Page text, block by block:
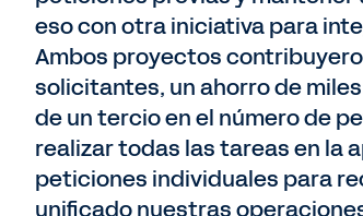
eso con otra iniciativa para
Ambos proyectos
solicitantes, un ahorro de
de un tercio en el número de
realizar todas las tareas en la
peticiones individuales para
unificado nuestras